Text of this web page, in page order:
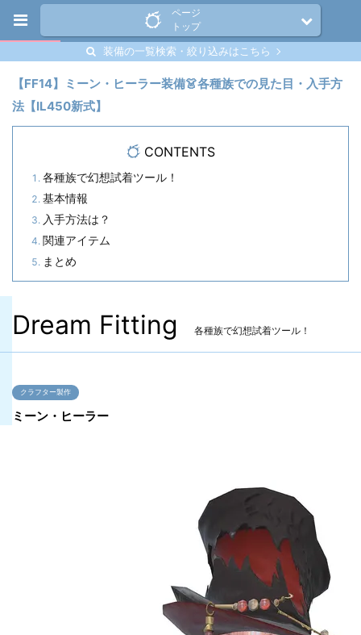
ページ
トップ
装備の一覧検索・絞り込みはこちら
【FF14】ミーン・ヒーラー装備👗各種族での見た目・入手方
法【IL450新式】
CONTENTS
各種族で幻想試着ツール！
基本情報
入手方法は？
関連アイテム
まとめ
Dream Fitting 各種族で幻想試着ツール！
クラフター製作
ミーン・ヒーラー